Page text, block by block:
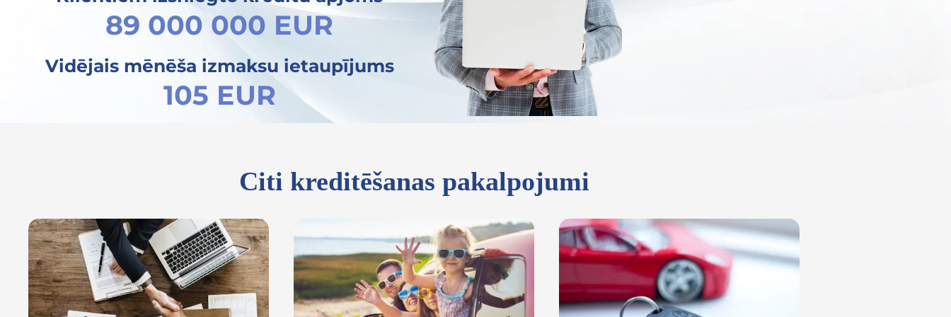
89 000 000 EUR
Vidējais mēnēša izmaksu ietaupījums
105 EUR
Citi kreditēšanas pakalpojumi